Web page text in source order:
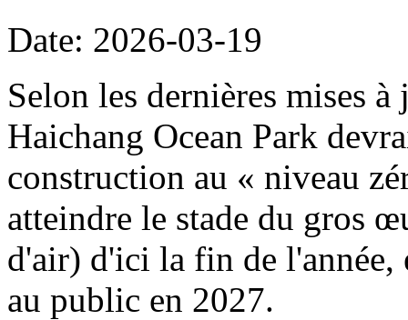
Date: 2026-03-19
Selon les dernières mises
Haichang Ocean Park
construction au « niveau
atteindre le stade du gros
d'air) d'ici la fin de
au public en 2027.